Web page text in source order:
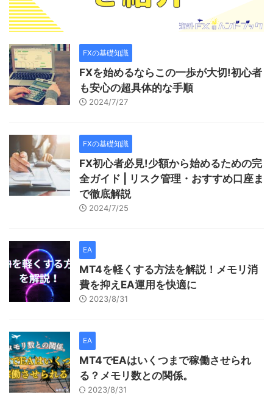
FXの基礎知識
FXを始めるならこの一歩が大切!初心者
も安心の超具体的な手順
2024/7/27
FXの基礎知識
FX初心者必見!少額から始めるための完
全ガイド | リスク管理・おすすめ口座ま
で徹底解説
2024/7/25
EA
MT4を軽くする方法を解説！メモリ消
費を抑えEA運用を快適に
2023/8/31
EA
MT4でEAはいくつまで稼働させられ
る？メモリ数との関係。
2023/8/31